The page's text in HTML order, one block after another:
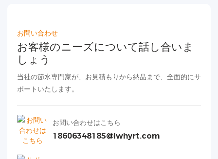
お問い合わせ
お客様のニーズについて話し合いま
しょう
当社の節水専門家が、お見積もりから納品まで、全面的にサ
ポートいたします。
お問い合わせはこちら
18606348185@lwhyrt.com